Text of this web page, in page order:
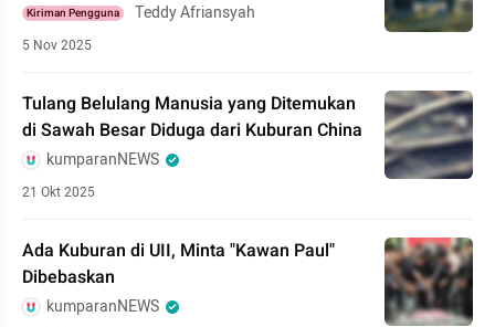
Kiriman Pengguna Teddy Afriansyah
5 Nov 2025
Tulang Belulang Manusia yang Ditemukan
di Sawah Besar Diduga dari Kuburan China
kumparanNEWS
21 Okt 2025
Ada Kuburan di UII, Minta "Kawan Paul"
Dibebaskan
kumparanNEWS